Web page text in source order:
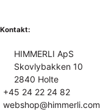
Kontakt:
HIMMERLI ApS
Skovlybakken 10
2840 Holte
+45 24 22 24 82
webshop@himmerli.com